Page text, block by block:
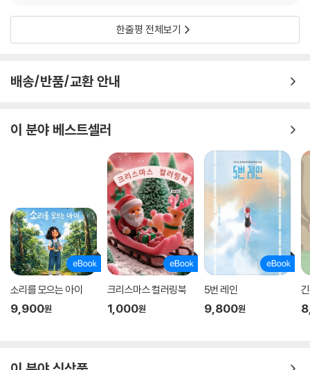
한줄평 전체보기
배송/반품/교환 안내
이 분야 베스트셀러
소리를 모으는 아이
9,900원
크리스마스 컬러링북
1,000원
5번 레인
9,800원